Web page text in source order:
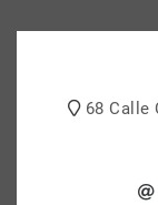
68 Calle